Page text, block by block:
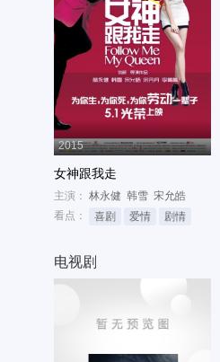
2015
女神跟我走
主演： 林永健 韩雪 宋允皓
看点：
喜剧 爱情 剧情
电视剧